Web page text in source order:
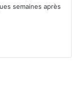
semaines après